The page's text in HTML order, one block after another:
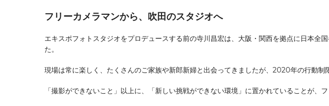
フリーカメラマンから、吹田のスタジオへ
エキスポフォトスタジオをプロデュースする前の寺川昌宏は、大阪・関西を拠点に日本
た。
現場は常に楽しく、たくさんのご家族や新郎新婦と出会ってきましたが、2020年の行動制
「撮影ができないこと」以上に、「新しい挑戦ができない環境」に置かれていることが、